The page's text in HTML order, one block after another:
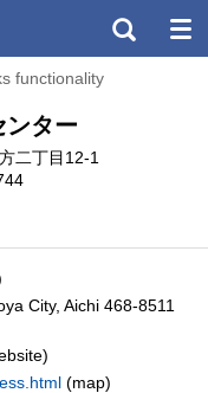
functionality
ンター
二丁目12-1
City, Aichi 468-8511
(map)